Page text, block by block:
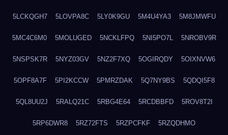
5LCKQGH7 5LOVPA8C 5LY0K9GU 5M4U4YA3 5M8JMWFU
5MC4C6M0 5MOLUGED 5NCKLFPQ 5NI5PO7L 5NROBV9R
5NSPSK7R 5NYZ03GV 5NZ2F7XQ 5OGIRQDY 5OIXNVW6
5OPF8A7F 5PI2KCCW 5PMRZDAK 5Q7NY9BS 5QDQI5F8
5QL8UU2J 5RALQ21C 5RBG4E64 5RCDBBFD 5ROV8T2I
5RP6DWR8 5RZ72FTS 5RZPCFKF 5RZQDHMO